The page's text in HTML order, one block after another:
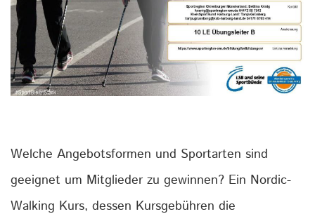
Welche Angebotsformen und Sportarten sind
geeignet um Mitglieder zu gewinnen? Ein Nordic-
Walking Kurs, dessen Kursgebühren die